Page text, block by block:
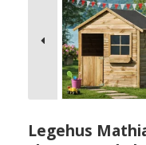
Legehus